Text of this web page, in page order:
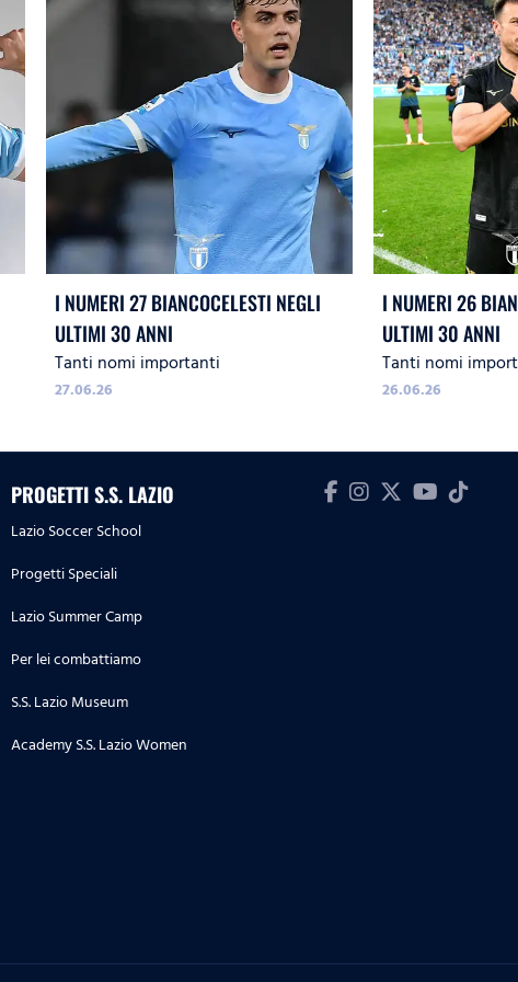
I NUMERI 27 BIANCOCELESTI NEGLI
ULTIMI 30 ANNI
Tanti nomi importanti
27.06.26
I NUMERI 26
ULTIMI 30 ANNI
Tanti nomi
26.06.26
PROGETTI S.S. LAZIO
Lazio Soccer School
Progetti Speciali
Lazio Summer Camp
Per lei combattiamo
S.S. Lazio Museum
Academy S.S. Lazio Women